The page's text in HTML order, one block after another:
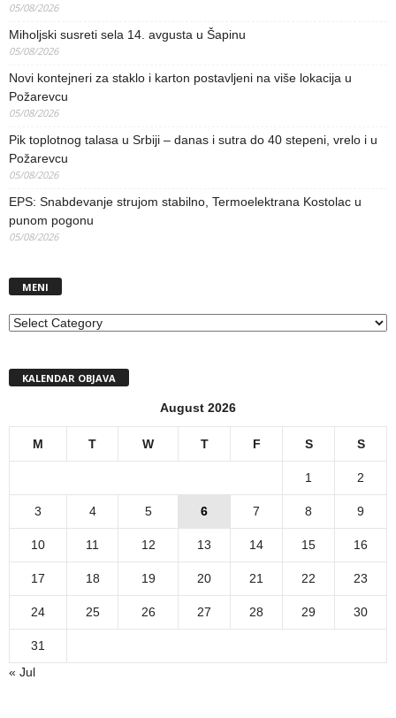
05/08/2026
Miholjski susreti sela 14. avgusta u Šapinu
05/08/2026
Novi kontejneri za staklo i karton postavljeni na više lokacija u
Požarevcu
05/08/2026
Pik toplotnog talasa u Srbiji – danas i sutra do 40 stepeni, vrelo i u
Požarevcu
05/08/2026
EPS: Snabdevanje strujom stabilno, Termoelektrana Kostolac u
punom pogonu
05/08/2026
MENI
MENI
KALENDAR OBJAVA
August 2026
M T W T F S S
1 2
3 4 5 6 7 8 9
10 11 12 13 14 15 16
17 18 19 20 21 22 23
24 25 26 27 28 29 30
31
« Jul